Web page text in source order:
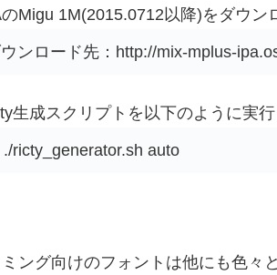
のMigu 1M(2015.0712以降)をダウ
ンロード先：http://mix-mplus-
生成スクリプトを以下のように実行
./ricty_generator.sh auto
ング向けのフォントは他にも色々